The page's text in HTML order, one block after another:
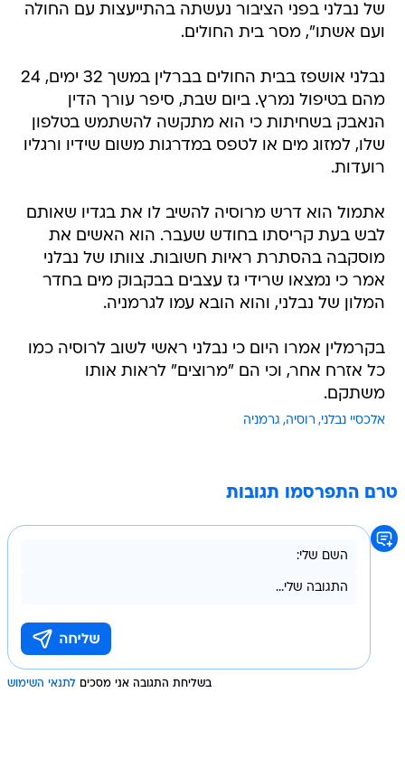
של נבלני בפני הציבור נעשתה בהתייעצות עם החולה
ועם אשתו", מסר בית החולים.
נבלני אושפז בבית החולים בברלין במשך 32 ימים, 24
מהם בטיפול נמרץ. ביום שבת, סיפר עורך הדין
הנאבק בשחיתות כי הוא מתקשה להשתמש בטלפון
שלו, למזוג מים או לטפס במדרגות משום שידיו ורגליו
רועדות.
אתמול הוא דרש מרוסיה להשיב לו את בגדיו שאותם
לבש בעת קריסתו בחודש שעבר. הוא האשים את
מוסקבה בהסתרת ראיות חשובות. צוותו של נבלני
אמר כי נמצאו שרידי גז עצבים בבקבוק מים בחדר
המלון של נבלני, והוא הובא עמו לגרמניה.
בקרמלין אמרו היום כי נבלני ראשי לשוב לרוסיה כמו
כל אזרח אחר, וכי הם "מרוצים" לראות אותו
משתקם.
אלכסיי נבלני רוסיה גרמניה
טרם התפרסמו תגובות
בשליחת התגובה אני מסכים לתנאי השימוש